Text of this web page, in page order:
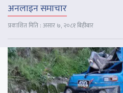
अनलाइन समाचार
प्रकाशित मिति : असार ७, २०८१ बिहीबार